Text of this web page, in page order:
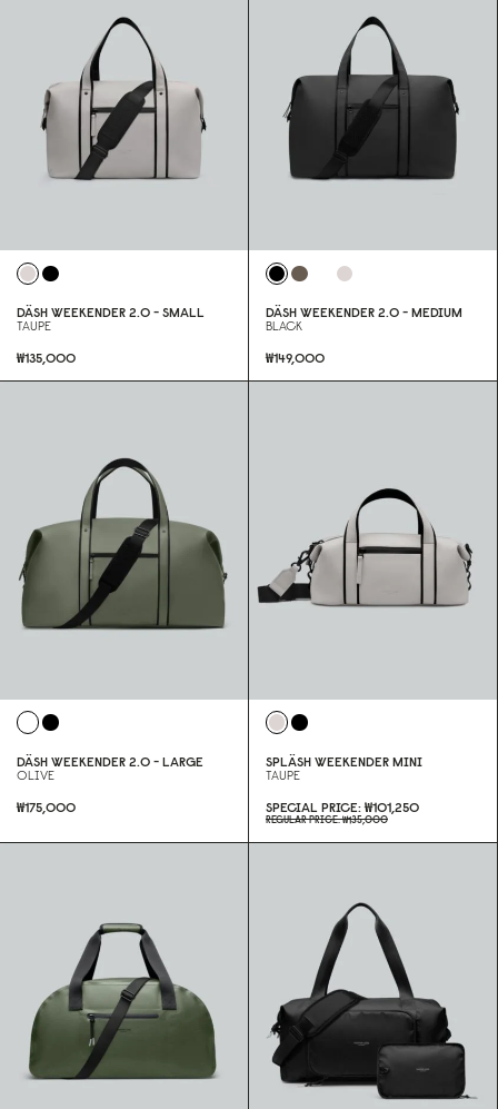
DÄSH WEEKENDER 2.0 - SMALL
TAUPE
₩135,000
DÄSH WEEKENDER 2.0 - MEDIUM
BLACK
₩149,000
DÄSH WEEKENDER 2.0 - LARGE
OLIVE
₩175,000
SPLÄSH WEEKENDER MINI
TAUPE
SPECIAL PRICE ₩101,250
REGULAR PRICE ₩135,000